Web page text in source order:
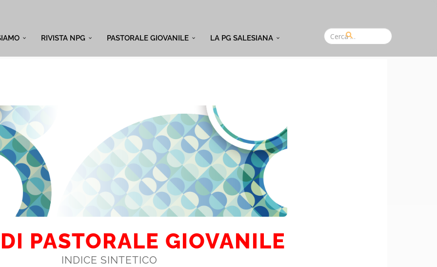
RIVISTA NPG PASTORALE GIOVANILE LA PG SALESIANA
PASTORALE GIOVANILE
INDICE SINTETICO